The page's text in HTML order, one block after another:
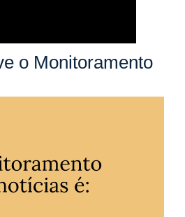
o Monitoramento